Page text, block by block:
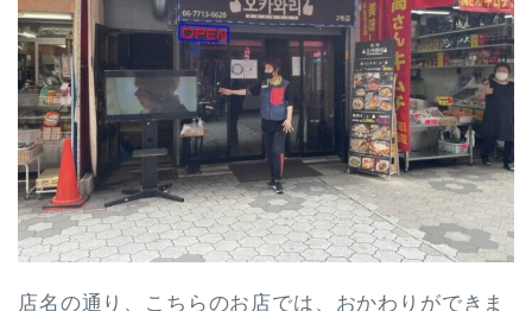
店名の通り、こちらのお店では、おかわりができま